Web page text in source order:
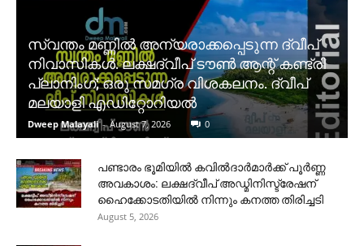
സ്വന്തം മണ്ണിൽ അന്യരാക്കപ്പെടുന്ന ദ്വീപ്
നിവാസികൾ. ലക്ഷദ്വീപ് ടൗൺ ആന്റ് കണ്ട്രി
പ്ലാനിംഗ്; ഒരു സമഗ്ര വിശകലനം. ദ്വീപ്
മലയാളി എഡിറ്റോറിയൽ
Dweep Malayali - August 7, 2026 0
പണ്ടാരം ഭൂമിയിൽ കവിൽദാർമാർക്ക് പൂർണ്ണ
അവകാശം: ലക്ഷദ്വീപ് അഡ്മിനിസ്ട്രേഷന്
ഹൈക്കോടതിയിൽ നിന്നും കനത്ത തിരിച്ചടി
August 5, 2026